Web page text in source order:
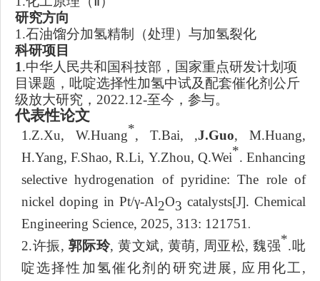
研究方向
1.石油馏分加氢精制（处理）与加氢裂化
科研项目
1.中华人民共和国科技部，国家重点研发计划项
目课题，吡啶选择性加氢中试及配套催化剂公斤
级放大研究，2022.12-至今，参与。
代表性论文
1 .Z.Xu, W.Huang*, T.Bai, ,J.Guo,
M.Huang,
H.Yang, F.Shao, R.Li, Y.Zhou, Q.Wei*. Enhancing
selective hydrogenation of pyridine: The role of
nickel doping in Pt/γ-Al2O3 catalysts[J]. Chemical
Engineering Science, 2025, 313: 121751 .
2.许振, 郭际玲, 黄文斌, 黄萌, 周亚松, 魏强*.吡
啶选择性加氢催化剂的研究进展, 应用化工,